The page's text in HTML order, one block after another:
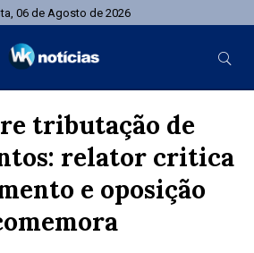
06 de Agosto de 2026
tributação de
relator critica
e oposição